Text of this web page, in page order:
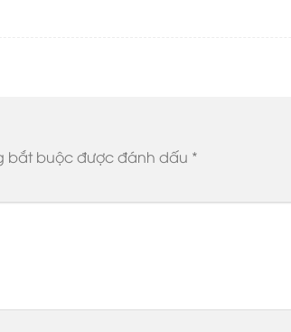
bắt buộc được đánh dấu *